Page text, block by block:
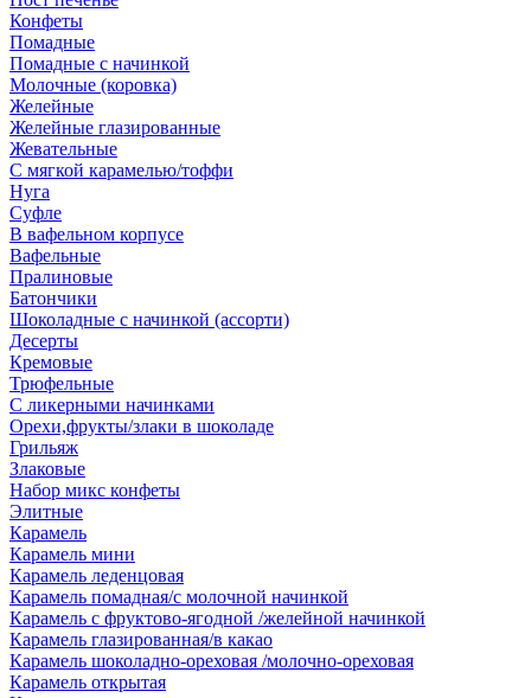
Конфеты
Помадные
Помадные с начинкой
Молочные (коровка)
Желейные
Желейные глазированные
Жевательные
С мягкой карамелью/тоффи
Нуга
Суфле
В вафельном корпусе
Вафельные
Пралиновые
Батончики
Шоколадные с начинкой (ассорти)
Десерты
Кремовые
Трюфельные
С ликерными начинками
Орехи,фрукты/злаки в шоколаде
Грильяж
Злаковые
Набор микс конфеты
Элитные
Карамель
Карамель мини
Карамель леденцовая
Карамель помадная/с молочной начинкой
Карамель с фруктово-ягодной /желейной начинкой
Карамель глазированная/в какао
Карамель шоколадно-ореховая /молочно-ореховая
Карамель открытая